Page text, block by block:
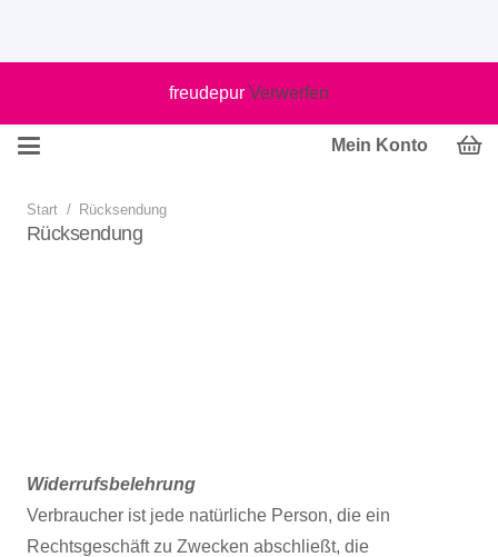
freudepur Verwerfen
Mein Konto
Start / Rücksendung
Rücksendung
Widerrufsbelehrung
Verbraucher ist jede natürliche Person, die ein
Rechtsgeschäft zu Zwecken abschließt, die